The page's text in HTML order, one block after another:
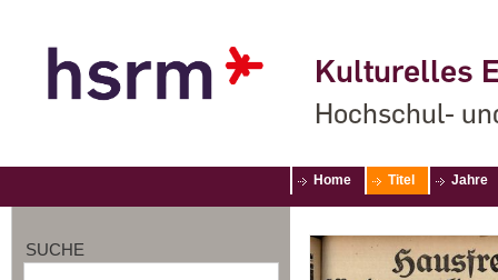
Kulturelles
Hochschul-
Home Titel Jahre
SUCHE